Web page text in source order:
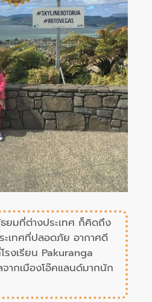
ยมที่ต่างประเทศ ก็คิดถึง
ะเทศที่ปลอดภัย อากาศดี
รงเรียน Pakuranga
ากเมืองโอ๊คแลนด์มากนัก